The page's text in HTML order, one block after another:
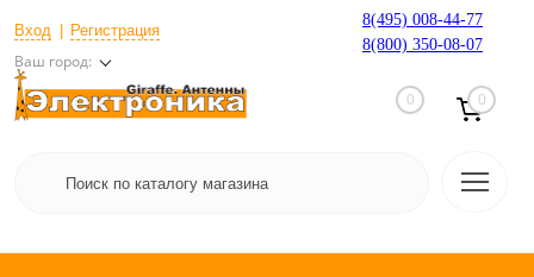
Вход Регистрация
Ваш город:
8(495) 008-44-77
8(800) 350-08-07
0 0